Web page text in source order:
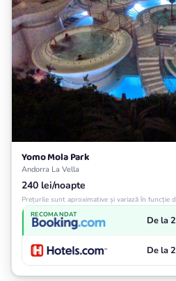
Yomo Mola Park
Andorra La Vella
240 lei/noapte
Prețurile sunt aproximative și variază în funcție
RECOMANDAT De la
De la